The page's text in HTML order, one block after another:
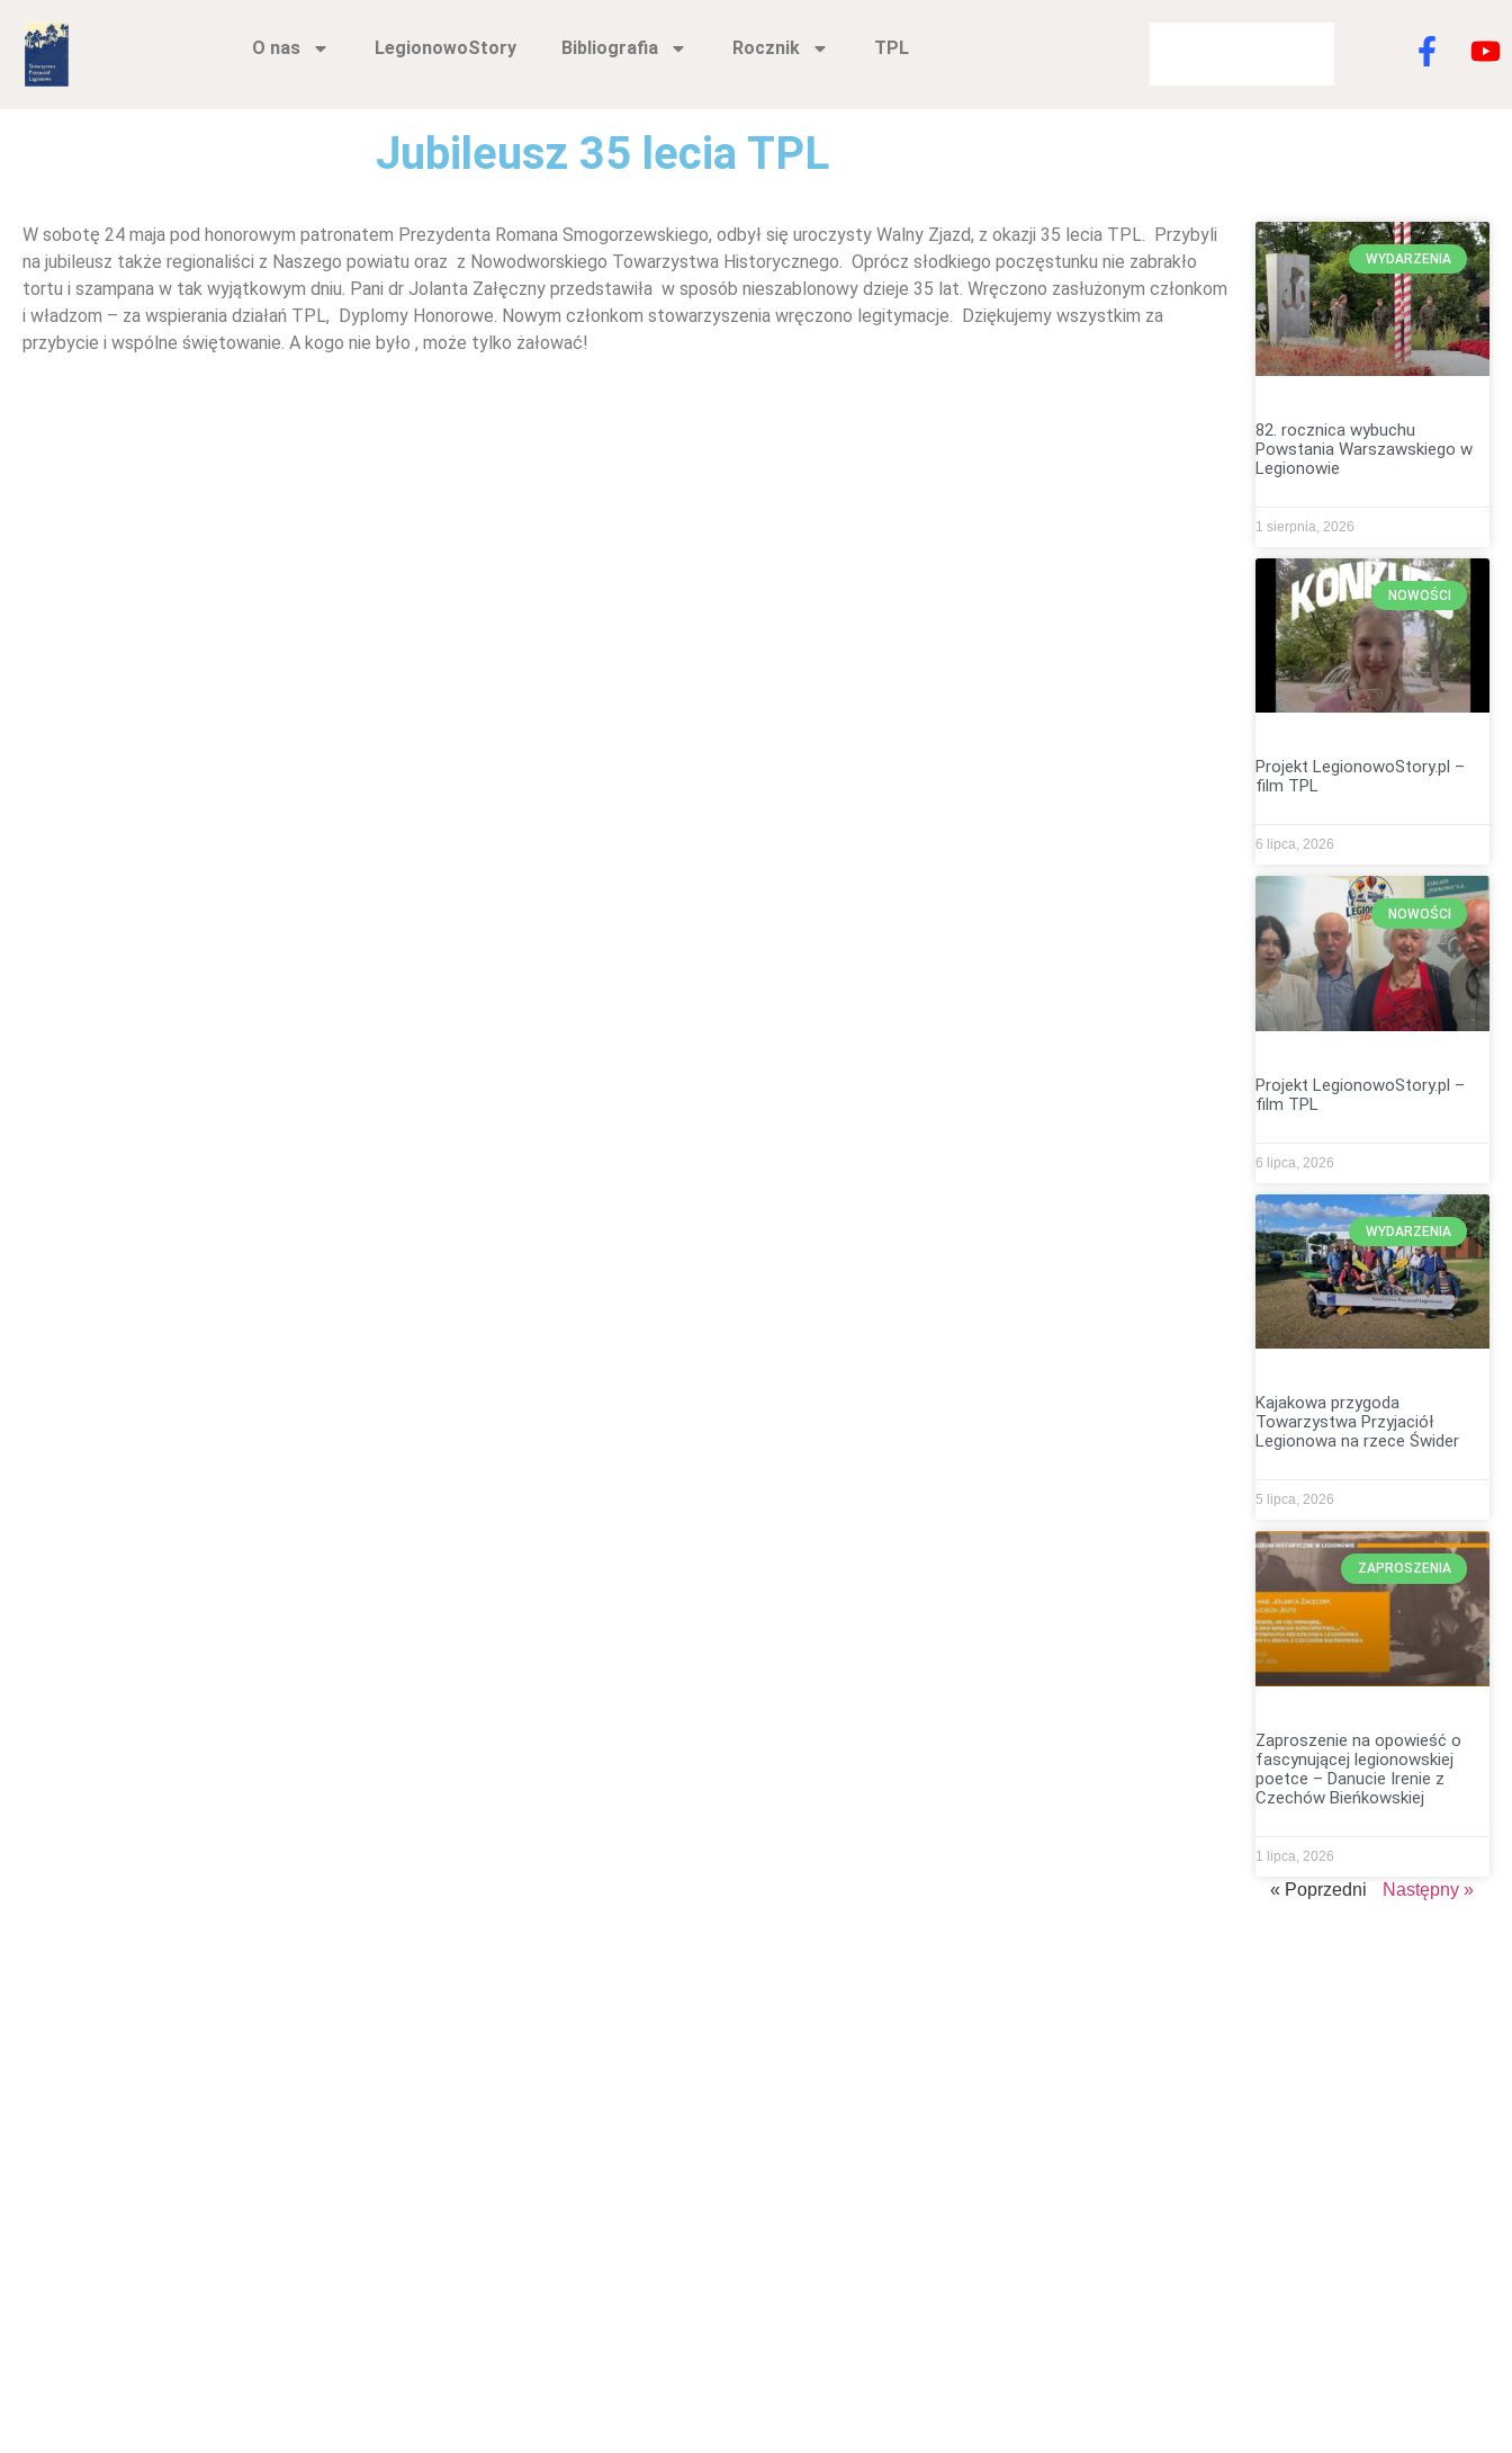
O nas LegionowoStory Bibliografia Rocznik TPL
Jubileusz 35 lecia TPL
W sobotę 24 maja pod honorowym patronatem Prezydenta Romana Smogorzewskiego, odbył się uroczysty Walny Zjazd, z okazji 35 lecia TPL. Przybyli
na jubileusz także regionaliści z Naszego powiatu oraz z Nowodworskiego Towarzystwa Historycznego. Oprócz słodkiego poczęstunku nie zabrakło
tortu i szampana w tak wyjątkowym dniu. Pani dr Jolanta Załęczny przedstawiła w sposób nieszablonowy dzieje 35 lat. Wręczono zasłużonym członkom
i władzom – za wspierania działań TPL, Dyplomy Honorowe. Nowym członkom stowarzyszenia wręczono legitymacje. Dziękujemy wszystkim za
przybycie i wspólne świętowanie. A kogo nie było , może tylko żałować!
WYDARZENIA
82. rocznica wybuchu
Powstania Warszawskiego w
Legionowie
1 sierpnia, 2026
NOWOŚCI
Projekt LegionowoStory.pl –
film TPL
6 lipca, 2026
NOWOŚCI
Projekt LegionowoStory.pl –
film TPL
6 lipca, 2026
WYDARZENIA
Kajakowa przygoda
Towarzystwa Przyjaciół
Legionowa na rzece Świder
5 lipca, 2026
ZAPROSZENIA
Zaproszenie na opowieść o
fascynującej legionowskiej
poetce – Danucie Irenie z
Czechów Bieńkowskiej
1 lipca, 2026
« Poprzedni Następny »